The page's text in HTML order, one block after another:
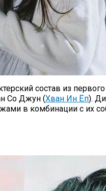
состав из
Со Джун (Хван Ин Ёп).
в комбинации с их